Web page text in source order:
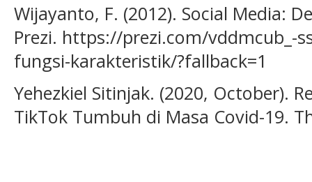
Wijayanto, F. (2012). Social Media:
Prezi. https://prezi.com/vddmcub_-
fungsi-karakteristik/?fallback=1
Yehezkiel Sitinjak. (2020, October).
TikTok Tumbuh di Masa Covid-19.